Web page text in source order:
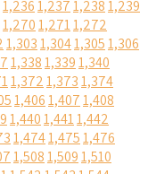
1,2361,2371,2381,239
1,2701,2711,272
1,3031,3041,3051,306
1,3381,3391,340
1,3721,3731,374
1,4061,4071,408
1,4401,4411,442
1,4741,4751,476
1,5081,5091,510